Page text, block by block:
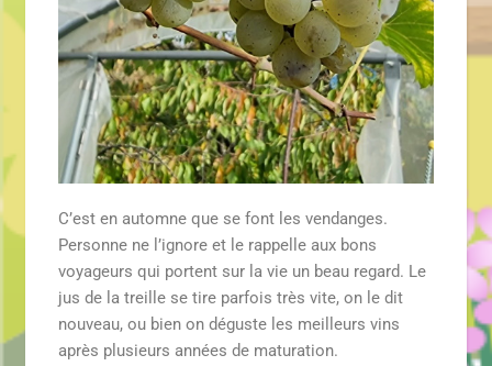
C’est en automne que se font les vendanges.
Personne ne l’ignore et le rappelle aux bons
voyageurs qui portent sur la vie un beau regard. Le
jus de la treille se tire parfois très vite, on le dit
nouveau, ou bien on déguste les meilleurs vins
après plusieurs années de maturation.